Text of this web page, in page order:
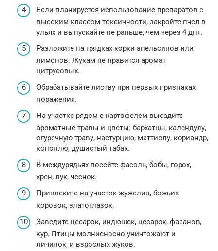
Если планируется использование препаратов с
высоким классом токсичности, закройте пчел в
ульях и выпускайте не раньше, чем через 4 дня.
Разложите на грядках корки апельсинов или
лимонов. Жукам не нравится аромат
цитрусовых.
Обрабатывайте листву при первых признаках
поражения.
На участке рядом с картофелем высадите
ароматные травы и цветы: бархатцы, календулу,
огуречную траву, настурцию, маттиолу, кориандр,
коноплю, душистый табак.
В междурядьях посейте фасоль, бобы, горох,
хрен, лук, чеснок.
Привлеките на участок жужелиц, божьих
коровок, златоглазок.
Заведите цесарок, индюшек, цесарок, фазанов,
кур. Птицы молниеносно уничтожают и
личинок, и взрослых жуков.